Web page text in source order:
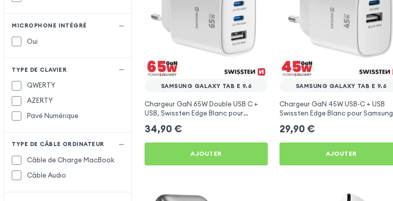
MICROPHONE INTÉGRÉ
Oui
TYPE DE CLAVIER
QWERTY
AZERTY
Pavé Numérique
TYPE DE CÂBLE ORDINATEUR
Câble de Charge MacBook
Câble Audio
SAMSUNG GALAXY TAB E 9.6
Chargeur GaN 65W Double USB C +
USB, Swissten Edge Blanc pour
34,90 €
AJOUTER
SAMSUNG GALAXY TAB E 9.6
Chargeur GaN 45W USB-C + USB
Swissten Edge Blanc pour Samsung
29,90 €
AJOUTER